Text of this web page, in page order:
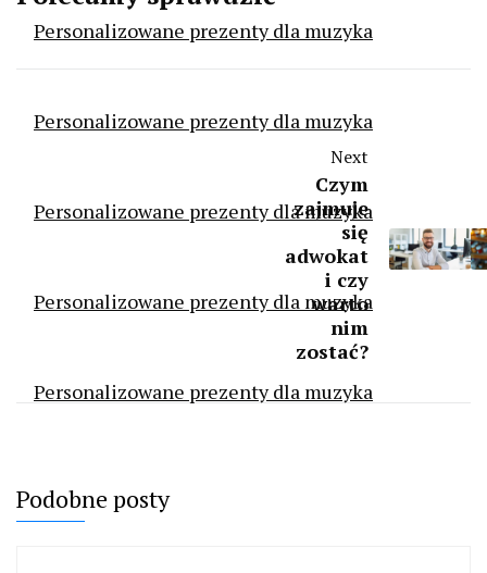
Personalizowane prezenty dla muzyka
Personalizowane prezenty dla muzyka
Personalizowane prezenty dla muzyka
Personalizowane prezenty dla muzyka
Personalizowane prezenty dla muzyka
Next
Czym
zajmuje
się
adwokat
i czy
warto
nim
zostać?
Podobne posty